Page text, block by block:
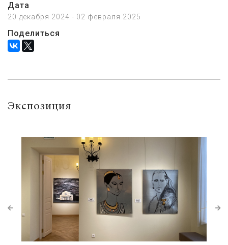
Дата
20 декабря 2024 - 02 февраля 2025
Поделиться
Экспозиция